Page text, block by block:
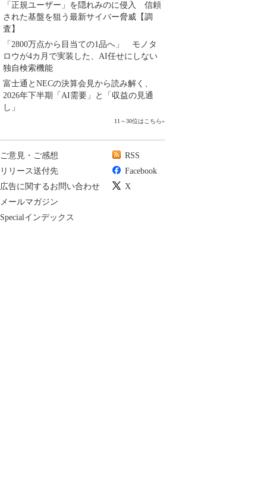
「正規ユーザー」を隠れみのに侵入 信頼
された基盤を狙う最新サイバー脅威【調
査】
「2800万点から目当ての1品へ」 モノタ
ロウが4カ月で実装した、AI任せにしない
独自検索機能
富士通とNECの決算会見から読み解く、
2026年下半期「AI需要」と「収益の見通
し」
11～30位はこちら»
ご意見・ご感想
リリース送付先
広告に関するお問い合わせ
メールマガジン
Specialインデックス
RSS
Facebook
X